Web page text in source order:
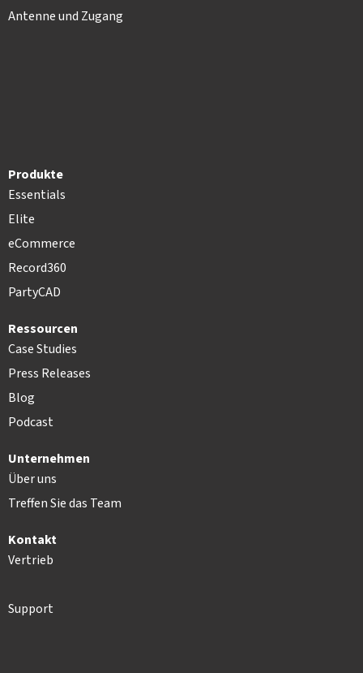
Antenne und Zugang
Produkte
Essentials
Elite
eCommerce
Record360
PartyCAD
Ressourcen
Case Studies
Press Releases
Blog
Podcast
Unternehmen
Über uns
Treffen Sie das Team
Kontakt
Vertrieb
Support